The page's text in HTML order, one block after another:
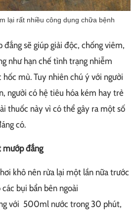
lại rất nhiều công dụng chữa bệnh
sẽ giúp giải độc, chống viêm,
như hạn chế tình trạng nhiễm
mủ. Tuy nhiên chú ý với người
người có hệ tiêu hóa kém hay trẻ
thuốc này vì có thể gây ra một số
có.
mướp đắng
khô nên rửa lại một lần nữa trước
bụi bẩn bên ngoài
với 500ml nước trong 30 phút,